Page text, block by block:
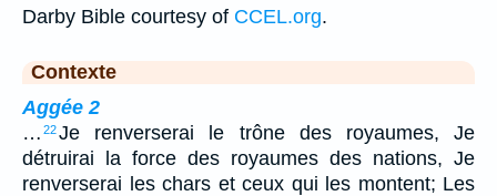
Darby Bible courtesy of CCEL.org.
Contexte
Aggée 2
… 22Je renverserai le trône des royaumes, Je
détruirai la force des royaumes des nations, Je
renverserai les chars et ceux qui les montent; Les